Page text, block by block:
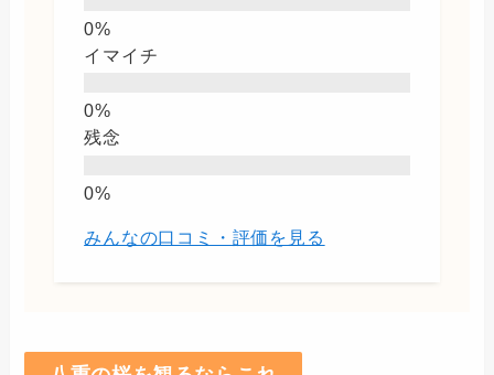
イマイチ
残念
みんなの口コミ・評価を見る